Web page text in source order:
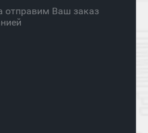
отправим Ваш заказ